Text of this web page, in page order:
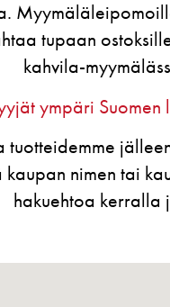
tupaan
kahvila-
ympäri
tuotteidemme
nimen tai
hakuehtoa kerralla